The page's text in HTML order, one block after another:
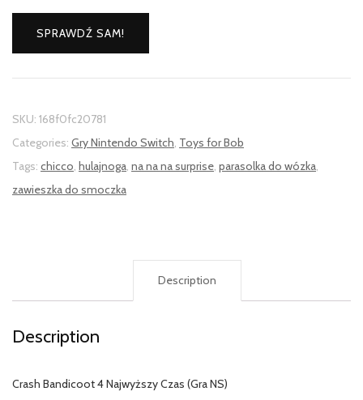
SPRAWDŹ SAM!
SKU: 168f0fc20781
Categories: Gry Nintendo Switch, Toys for Bob
Tags: chicco, hulajnoga, na na na surprise, parasolka do wózka,
zawieszka do smoczka
Description
Description
Crash Bandicoot 4 Najwyższy Czas (Gra NS)